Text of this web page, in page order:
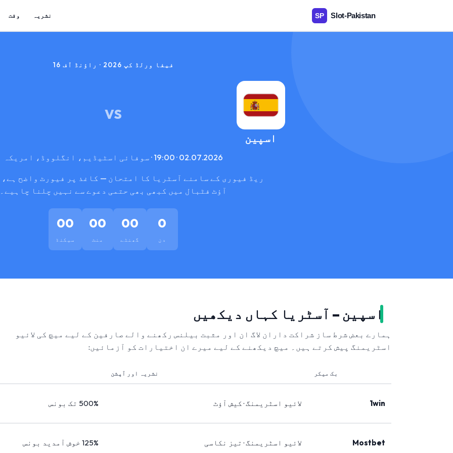
نشریہ وقت
فیفا ورلڈ کپ 2026 · راؤنڈ آف 16
اسپین
VS
02.07.2026 · 19:00 · سوفائی اسٹیڈیم، انگلووڈ، امریکہ
ریڈ فیوری کے سامنے آسٹریا کا امتحان — کاغذ پر فیورٹ واضح
آؤٹ فٹبال میں کبھی بھی حتمی دعوے سے نہیں چلنا چاہیے۔
0
دن
00
گھنٹے
00
منٹ
00
سیکنڈ
اسپین – آسٹریا کہاں دیکھیں
ہمارے بعض شرط ساز شراکت داران لاگ ان اور مثبت بیلنس رکھنے والے صارفین کے لیے میچ کی لائیو
اسٹریمنگ پیش کرتے ہیں۔ میچ دیکھنے کے لیے میرے ان اختیارات کو آزمائیں:
بک میکر نشریہ اور آپشن
1win لائیو اسٹریمنگ · کیش آؤٹ 500% تک بونس
Mostbet لائیو اسٹریمنگ · تیز نکاسی 125% خوش آمدید بونس